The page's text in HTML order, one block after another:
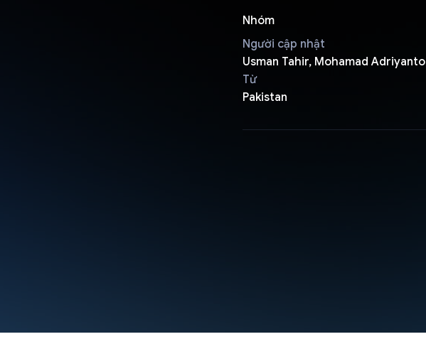
Nhóm
Người cập nhật
Usman Tahir, Mohamad Adriyanto
Từ
Pakistan